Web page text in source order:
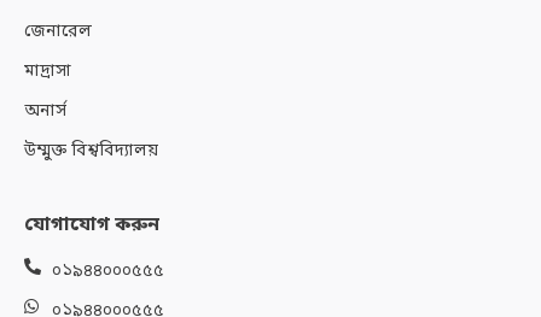
জেনারেল
মাদ্রাসা
অনার্স
উম্মুক্ত বিশ্ববিদ্যালয়
যোগাযোগ করুন
০১৯৪৪০০০৫৫৫
০১৯৪৪০০০৫৫৫